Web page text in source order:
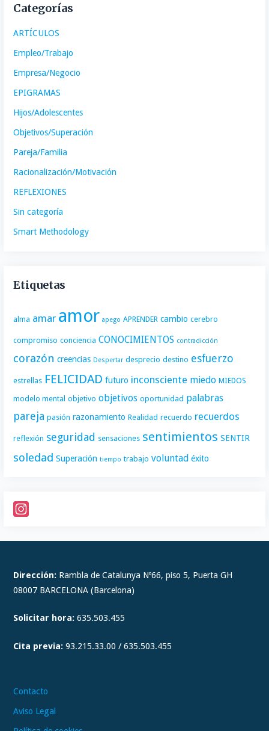
Categorías
ARTÍCULOS
Empleo/Trabajo
Empresa/Negocio
EPIGRAMAS
Hijos/Adolescentes
Objetivos/Superación
Pareja/Familia
Racionalización/Motivación
REFLEXIONES
Sin categoría
Smart Methodology
Etiquetas
alma amar amor apego APRENDER cambio cerebro
compromiso conciencia CONOCIMIENTOS contradicción
corazón creencias Despertar desprecio destino esfuerzo
estrellas FELICIDAD futuro inconsciente miedo MIEDOS
modelo mental objetivo objetivos oportunidad palabras
pareja pasión razonamiento Realidad recuerdo recuerdos
reflexión seguridad sensaciones sentimientos SENTIR
soledad Superación tiempo trabajo voluntad éxito
n
t
a
r
m
Dirección: Rambla de Catalunya Nº66, piso 5, Puerta GH
08007 BARCELONA (Barcelona)
Solicitar hora: 635.503.455
Cita previa: 93.215.33.00 / 635.503.455
Contacto
Aviso Legal